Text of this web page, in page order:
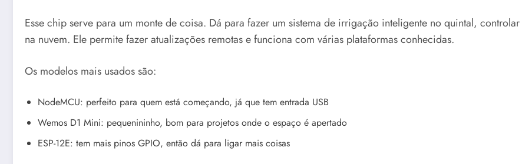
Esse chip serve para um monte de coisa. Dá para fazer um sistema de irrigação inteligente no quintal,
na nuvem. Ele permite fazer atualizações remotas e funciona com várias plataformas conhecidas.
Os modelos mais usados são:
NodeMCU: perfeito para quem está começando, já que tem entrada USB
Wemos D1 Mini: pequenininho, bom para projetos onde o espaço é apertado
ESP-12E: tem mais pinos GPIO, então dá para ligar mais coisas